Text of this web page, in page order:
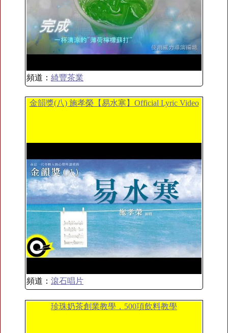
頻道： 綺豐茶業
金韻獎(八) 施孝榮【易水寒】Official Lyric Video
頻道： 滾石唱片
珍珠奶茶創業教學，500項飲料教學